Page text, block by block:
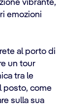
vibrante,
emozioni
al porto di
un tour
tra le
posto, come
sulla sua